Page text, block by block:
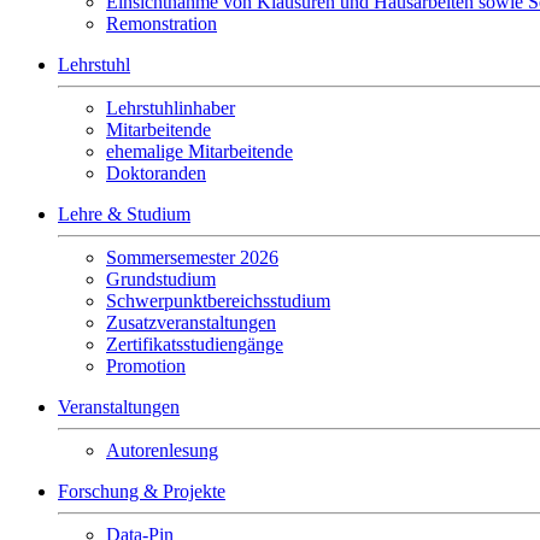
Remonstration
Lehrstuhl
Lehrstuhlinhaber
Mitarbeitende
ehemalige Mitarbeitende
Doktoranden
Lehre & Studium
Sommersemester 2026
Grundstudium
Schwerpunktbereichsstudium
Zusatzveranstaltungen
Zertifikatsstudiengänge
Promotion
Veranstaltungen
Autorenlesung
Forschung & Projekte
Data-Pin